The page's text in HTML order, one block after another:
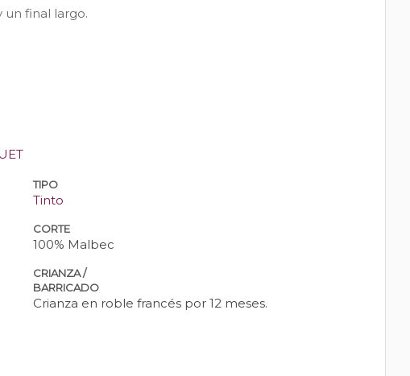
un final largo.
TIPO
Tinto
CORTE
100% Malbec
CRIANZA /
BARRICADO
Crianza en roble francés por 12 meses.